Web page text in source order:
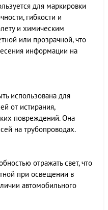
для маркировки
гибкости и
и химическим
или прозрачной, что
информации на
использована для
от истирания,
повреждений. Она
на трубопроводах.
отражать свет, что
при освещении в
автомобильного